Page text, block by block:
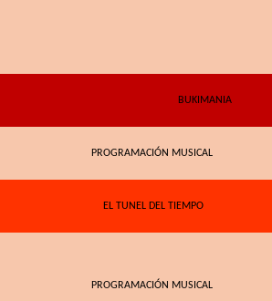
BUKIMANIA
PROGRAMACIÓN MUSICAL
EL TUNEL DEL TIEMPO
PROGRAMACIÓN MUSICAL